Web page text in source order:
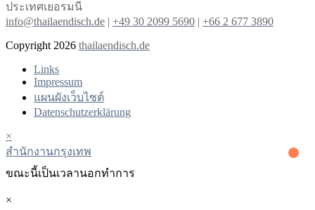
ประเทศเยอรมนี
info@thailaendisch.de | +49 30 2099 5690 | +66 2 677 3890
Copyright 2026 thailaendisch.de
Links
Impressum
แผนผังเว็บไซต์
Datenschutzerklärung
×
สํานักงานกรุงเทพ
ขณะนี้เป็นเวลานอกทําการ
×